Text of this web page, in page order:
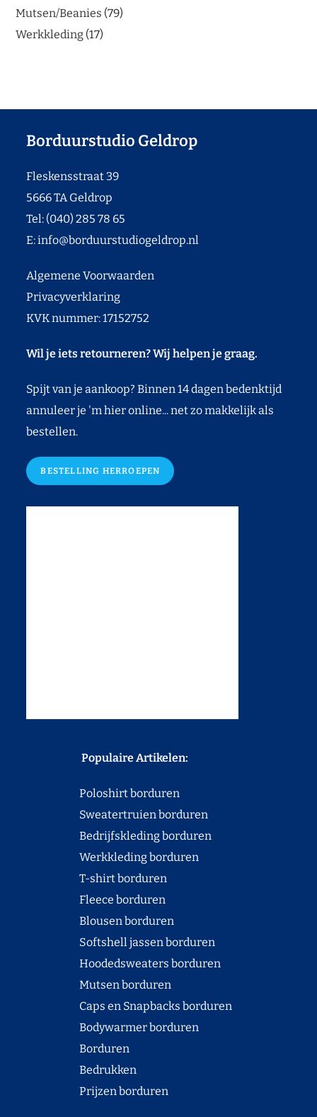
Mutsen/Beanies 79
Werkkleding 17
Borduurstudio Geldrop
Fleskensstraat 39
5666 TA Geldrop
Tel: (040) 285 78 65
E:info@borduurstudiogeldrop.nl
Algemene Voorwaarden
Privacyverklaring
KVK nummer: 17152752
Wil je iets retourneren? Wij helpen je graag.
Spijt van je aankoop? Binnen 14 dagen bedenktijd
annuleer je 'm hier online... net zo makkelijk als
bestellen.
BESTELLING HERROEPEN
Populaire Artikelen:
Poloshirt borduren
Sweatertruien borduren
Bedrijfskleding borduren
Werkkleding borduren
T-shirt borduren
Fleece borduren
Blousen borduren
Softshell jassen borduren
Hoodedsweaters borduren
Mutsen borduren
Caps en Snapbacks borduren
Bodywarmer borduren
Borduren
Bedrukken
Prijzen borduren